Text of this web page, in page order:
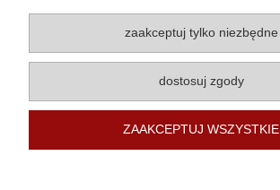
E-mail:
sklep@evertrek.pl
Infolinia:
795 020 766
zaakceptuj tylko niezbędne
dostosuj zgody
ZAAKCEPTUJ WSZYSTKIE